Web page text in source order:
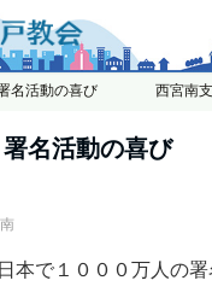
署名活動の喜び 西宮南
署名活動の
本で１０００万人の